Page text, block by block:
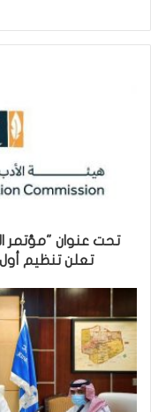
تحت عنوان "مؤتمر
تعلن تنظيم